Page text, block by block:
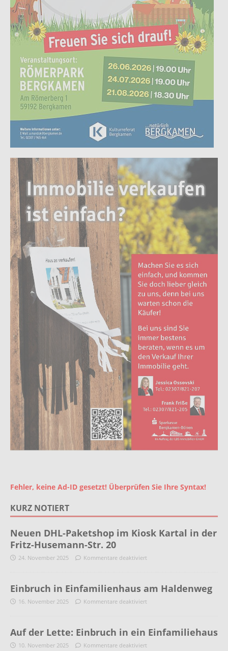
Fehler, keine Ad-ID gesetzt! Überprüfen Sie Ihre Syntax!
KURZ NOTIERT
Neuen DHL-Paketshop im Kiosk Kartal in der
Fritz-Husemann-Str. 20
24. November 2025 Kommentare deaktiviert
Einbruch in Einfamilienhaus am Haldenweg
16. November 2025 Kommentare deaktiviert
Auf der Lette: Einbruch in ein Einfamiliehaus
10. November 2025 Kommentare deaktiviert